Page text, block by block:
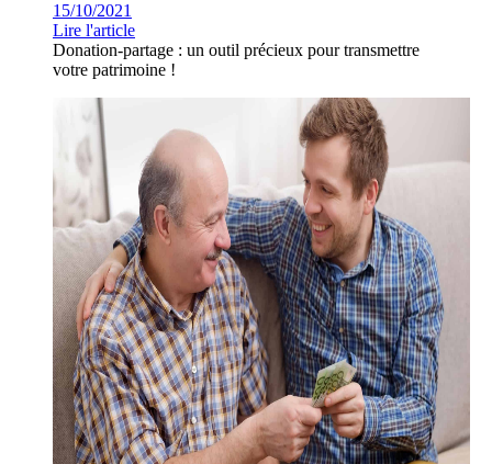
15/10/2021
Lire l'article
Donation-partage : un outil précieux pour transmettre
votre patrimoine !